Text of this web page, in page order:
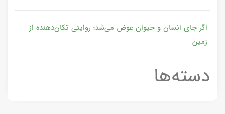
اگر جای انسان و حیوان عوض می‌شد؛ روایتی تکان‌دهنده از
زمین
دسته‌ها